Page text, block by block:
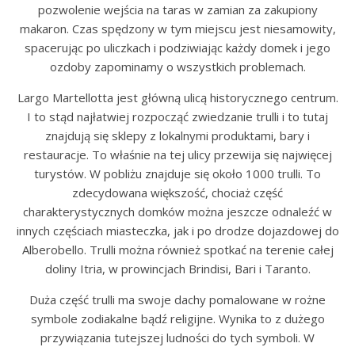
pozwolenie wejścia na taras w zamian za zakupiony
makaron. Czas spędzony w tym miejscu jest niesamowity,
spacerując po uliczkach i podziwiając każdy domek i jego
ozdoby zapominamy o wszystkich problemach.
Largo Martellotta jest główną ulicą historycznego centrum.
I to stąd najłatwiej rozpocząć zwiedzanie trulli i to tutaj
znajdują się sklepy z lokalnymi produktami, bary i
restauracje. To właśnie na tej ulicy przewija się najwięcej
turystów. W pobliżu znajduje się około 1000 trulli. To
zdecydowana większość, chociaż część
charakterystycznych domków można jeszcze odnaleźć w
innych częściach miasteczka, jak i po drodze dojazdowej do
Alberobello. Trulli można również spotkać na terenie całej
doliny Itria, w prowincjach Brindisi, Bari i Taranto.
Duża część trulli ma swoje dachy pomalowane w rożne
symbole zodiakalne bądź religijne. Wynika to z dużego
przywiązania tutejszej ludności do tych symboli. W